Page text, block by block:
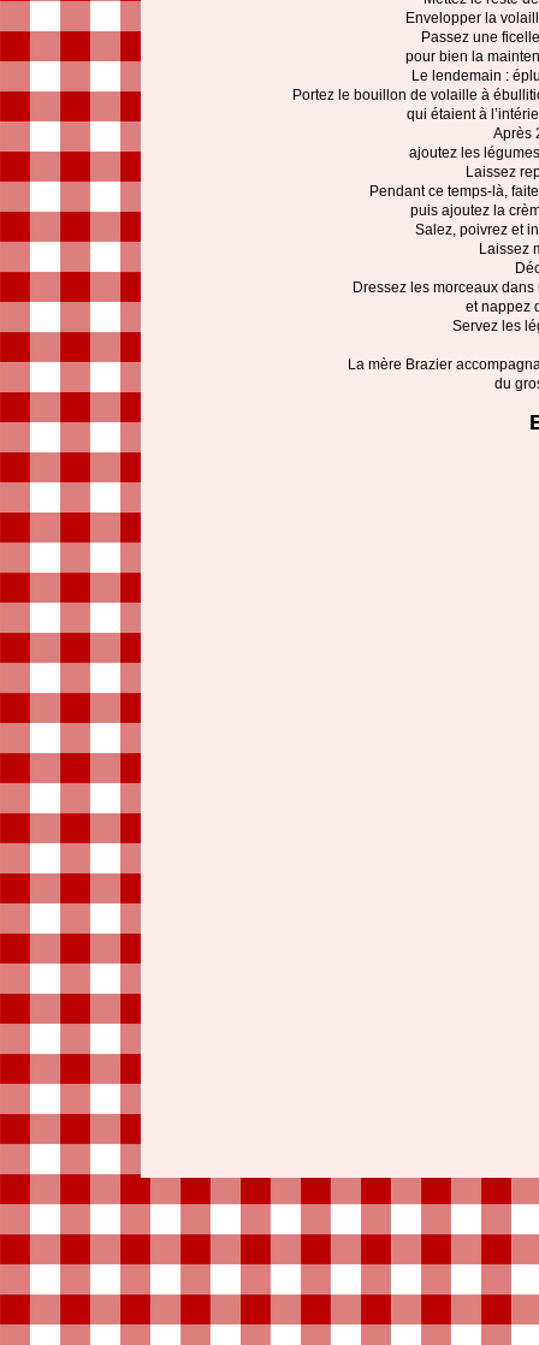
Envelopper la
Passez une
pour bien la
Le lendemain :
Portez le bouillon de volaille à
qui étaient à
Après
ajoutez les
Laissez
Pendant ce temps-là,
puis ajoutez la
Salez, poivrez et
Laissez
Dressez les morceaux
et nappez
Servez les
La mère Brazier
du